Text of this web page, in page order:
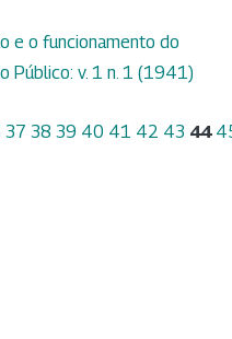
e o funcionamento do
Público: v. 1 n. 1 (1941)
37 38 39 40 41 42 43 44